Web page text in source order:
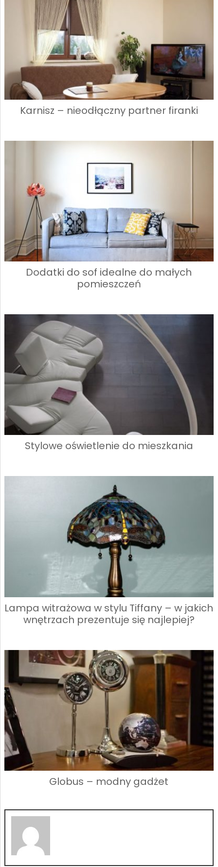
Karnisz – nieodłączny partner firanki
Dodatki do sof idealne do małych
pomieszczeń
Stylowe oświetlenie do mieszkania
Lampa witrażowa w stylu Tiffany – w jakich
wnętrzach prezentuje się najlepiej?
Globus – modny gadżet